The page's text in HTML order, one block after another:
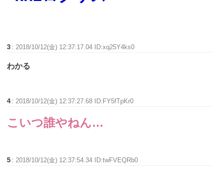
3 : 2018/10/12(金) 12:37:17.04 ID:xq25Y4ks0
わかる
4 : 2018/10/12(金) 12:37:27.68 ID:FY5fTpKr0
こいつ誰やねん…
5 : 2018/10/12(金) 12:37:54.34 ID:twFVEQRb0